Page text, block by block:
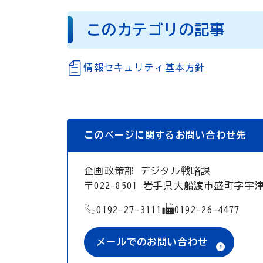
このカテゴリの記事
情報セキュリティ基本方針
このページに関するお問い合わせ先
企画政策部 デジタル戦略課
〒022-8501 岩手県大船渡市盛町字宇
TEL
0192-27-3111 FAX
0192-26-4477
メールでのお問い合わせ